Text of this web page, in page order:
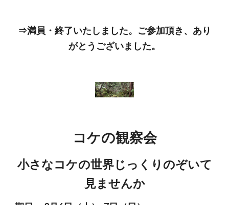
⇒満員・終了いたしました。ご参加頂き、あり
がとうございました。
コケの観察会
小さなコケの世界じっくりのぞいて
見ませんか